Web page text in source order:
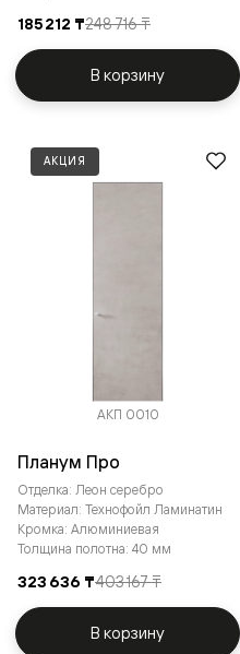
185 212 ₸248 716 ₸
В корзину
АКЦИЯ
АКП 0010
Планум Про
Отделка: Леон серебро
Материал: Технофойл Ламинатин
Кромка: Алюминиевая
Толщина полотна: 40 мм
323 636 ₸403 167 ₸
В корзину